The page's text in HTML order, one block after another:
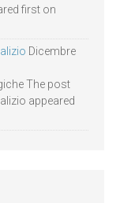
first on
Dicembre
The post
appeared